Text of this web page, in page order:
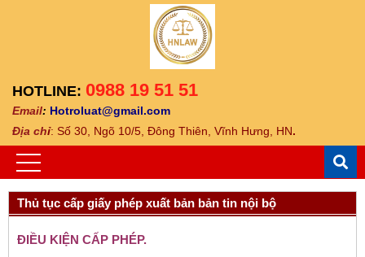
HOTLINE: 0988 19 51 51
Email: Hotroluat@gmail.com
Địa chỉ: Số 30, Ngõ 10/5, Đông Thiên, Vĩnh Hưng, HN.
Thủ tục cấp giấy phép xuất bản bản tin nội bộ
ĐIỀU KIỆN CẤP PHÉP.